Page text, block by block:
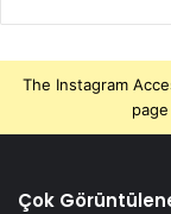
The Instagram
Çok